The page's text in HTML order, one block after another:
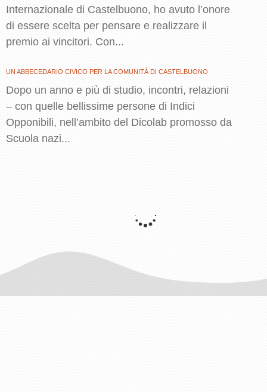
Internazionale di Castelbuono, ho avuto l’onore
di essere scelta per pensare e realizzare il
premio ai vincitori. Con...
UN ABBECEDARIO CIVICO PER LA COMUNITÀ DI CASTELBUONO
Dopo un anno e più di studio, incontri, relazioni
– con quelle bellissime persone di Indici
Opponibili, nell’ambito del Dicolab promosso da
Scuola nazi...